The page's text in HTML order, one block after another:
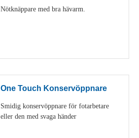
Nötknäppare med bra hävarm.
One Touch Konservöppnare
Smidig konservöppnare för fotarbetare
eller den med svaga händer